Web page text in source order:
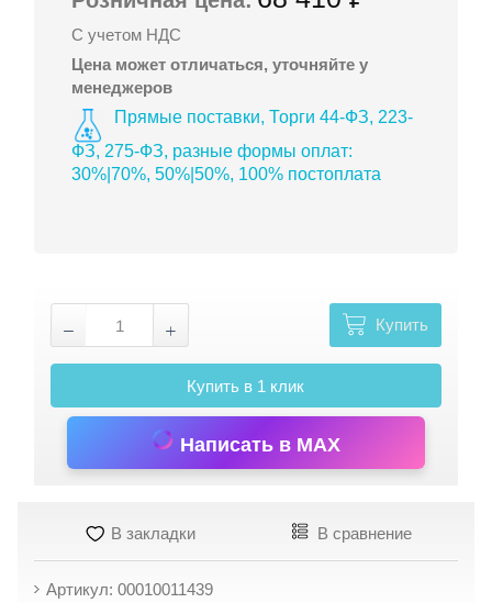
С учетом НДС
Цена может отличаться, уточняйте у
менеджеров
Прямые поставки, Торги 44-ФЗ, 223-
ФЗ, 275-ФЗ, разные формы оплат:
30%|70%, 50%|50%, 100% постоплата
Купить
Купить в 1 клик
Написать в MAX
В закладки В сравнение
Артикул: 00010011439